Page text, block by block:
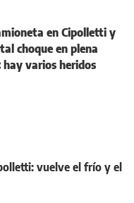
en Cipolletti y
choque en plena
hay varios heridos
vuelve el frío y el